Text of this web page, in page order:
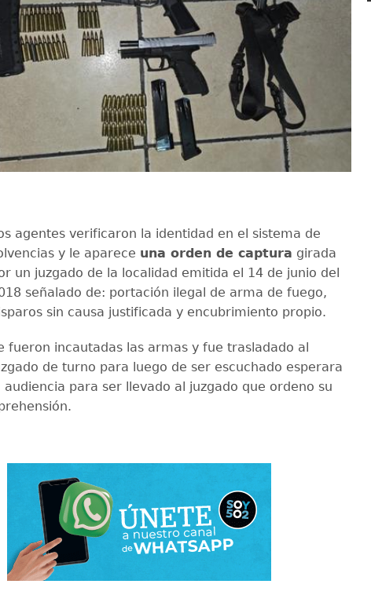
agentes verificaron la identidad en el sistema de
y le aparece una orden de captura girada
un juzgado de la localidad emitida el 14 de junio del
señalado de: portación ilegal de arma de fuego,
sin causa justificada y encubrimiento propio.
fueron incautadas las armas y fue trasladado al
de turno para luego de ser escuchado esperara
audiencia para ser llevado al juzgado que ordeno su